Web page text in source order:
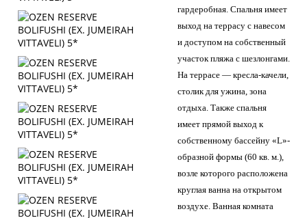
гардеробная. Спальня имеет
выход на террасу c навесом
и доступом на собственный
участок пляжа с шезлонгами.
На террасе — кресла-качели,
столик для ужина, зона
отдыха. Также спальня
имеет прямой выход к
собственному бассейну «L»-
образной формы (60 кв. м.),
возле которого расположена
круглая ванна на открытом
воздухе. Ванная комната